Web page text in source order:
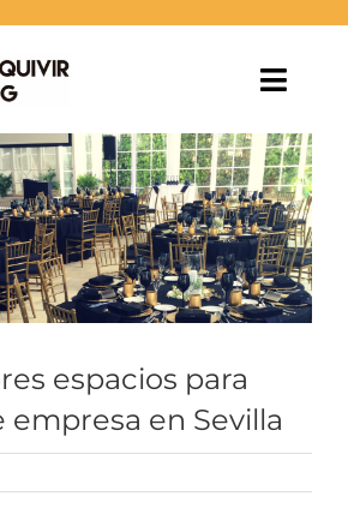
espacios para
empresa en Sevilla